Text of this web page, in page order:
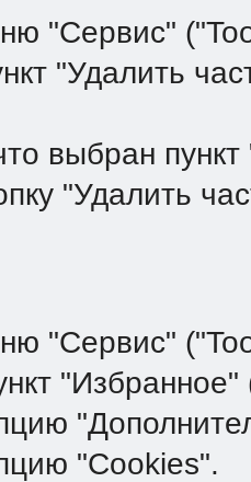
"Сервис"
"Удалить
выбран
"Удалить
"Сервис"
"Cookies".